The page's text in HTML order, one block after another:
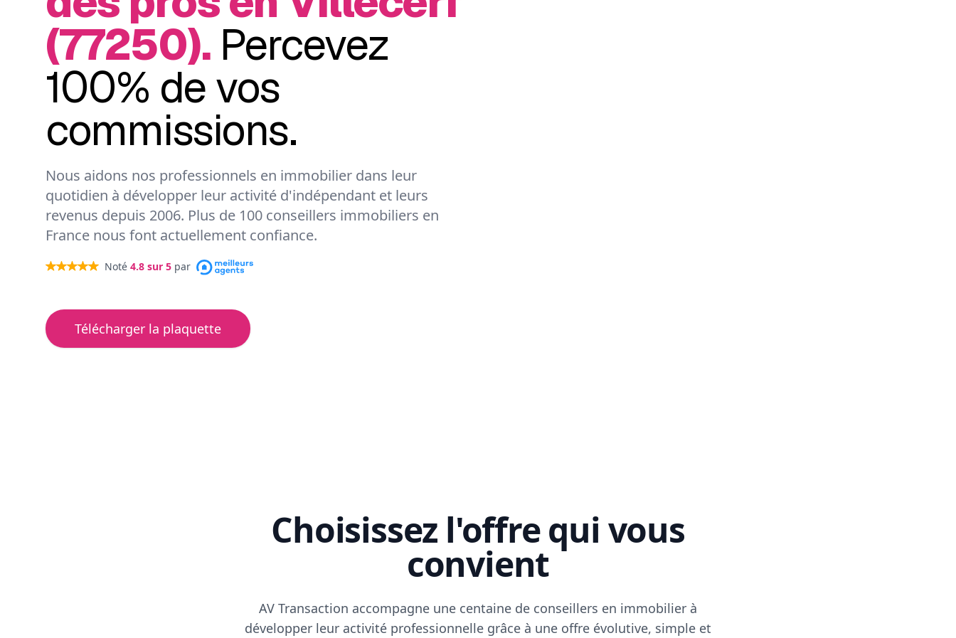
(77250). Percevez
100% de vos
commissions.
Nous aidons nos professionnels en immobilier dans leur
quotidien à développer leur activité d'indépendant et leurs
revenus depuis 2006. Plus de 100 conseillers immobiliers en
France nous font actuellement confiance.
Noté 4.8 sur 5 par
Télécharger la plaquette
Choisissez l'offre qui vous
convient
AV Transaction accompagne une centaine de conseillers en immobilier à
développer leur activité professionnelle grâce à une offre évolutive, simple et